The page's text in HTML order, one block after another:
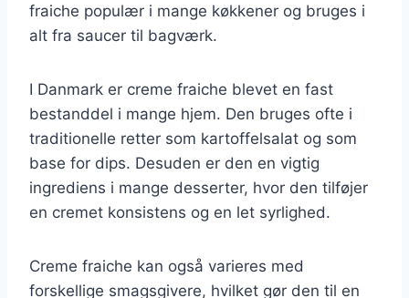
fraiche populær i mange køkkener og bruges i
alt fra saucer til bagværk.
I Danmark er creme fraiche blevet en fast
bestanddel i mange hjem. Den bruges ofte i
traditionelle retter som kartoffelsalat og som
base for dips. Desuden er den en vigtig
ingrediens i mange desserter, hvor den tilføjer
en cremet konsistens og en let syrlighed.
Creme fraiche kan også varieres med
forskellige smagsgivere, hvilket gør den til en